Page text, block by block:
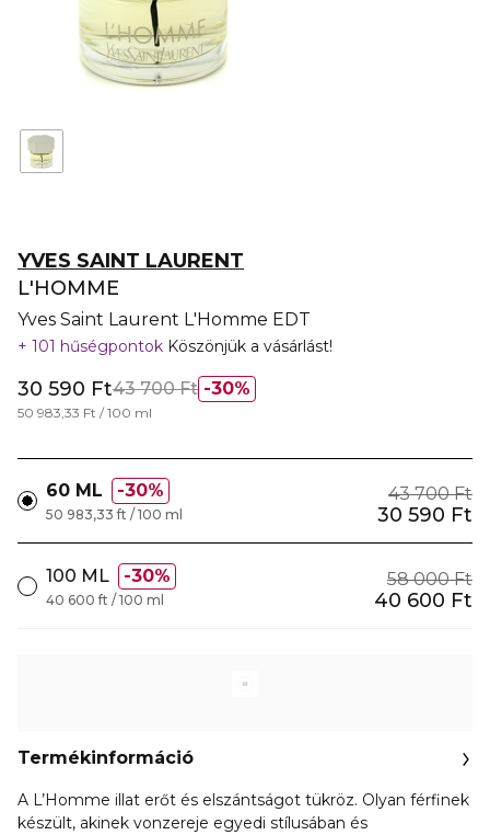
YVES SAINT LAURENT
L'HOMME
Yves Saint Laurent L'Homme EDT
101 hűségpontok Köszönjük a vásárlást!
30%
30 590 Ft43 700 Ft
50 983,33 Ft / 100 ml
60 ML 30% 43 700 Ft
30 590 Ft
50 983,33 ft / 100 ml
100 ML 30% 58 000 Ft
40 600 Ft
40 600 ft / 100 ml
Termékinformáció
A L’Homme illat erőt és elszántságot tükröz. Olyan férfinek
készült, akinek vonzereje egyedi stílusában és